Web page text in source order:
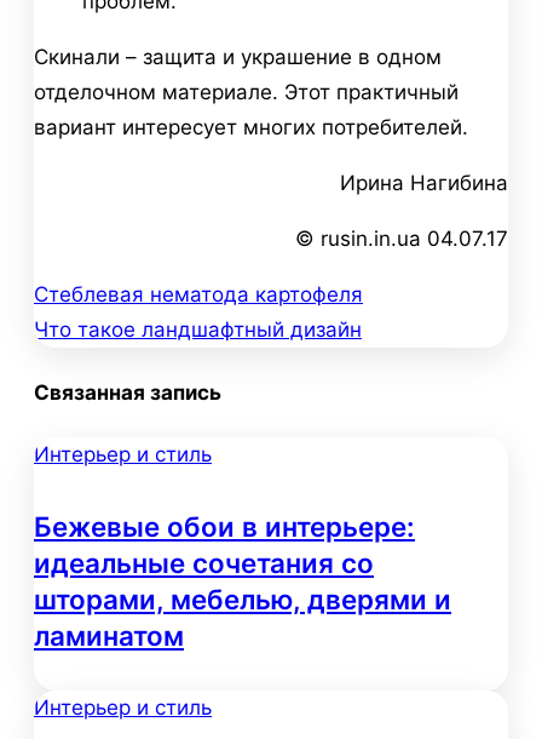
Скинали – защита и украшение в одном
отделочном материале. Этот практичный
вариант интересует многих потребителей.
Ирина Нагибина
© rusin.in.ua 04.07.17
Навигация
записям
Стеблевая нематода картофеля
Что такое ландшафтный дизайн
Связанная запись
Интерьер и стиль
Бежевые обои в интерьере:
идеальные сочетания со
шторами, мебелью, дверями и
ламинатом
Интерьер и стиль